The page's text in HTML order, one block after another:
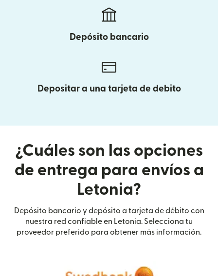
Depósito bancario
Depositar a una tarjeta de debito
¿Cuáles son las opciones
de entrega para envíos a
Letonia?
Depósito bancario y depósito a tarjeta de débito con
nuestra red confiable en Letonia. Selecciona tu
proveedor preferido para obtener más información.